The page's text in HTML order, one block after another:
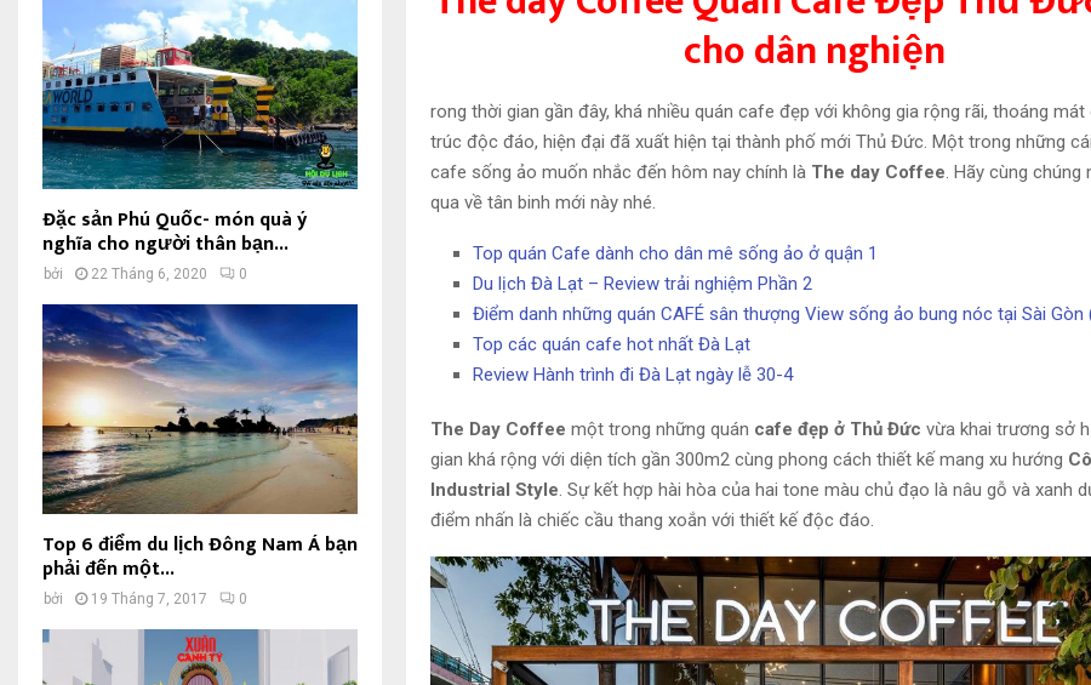
cho dân nghiện
rong thời gian gần đây, khá nhiều quán cafe đẹp với không gia rộng rãi, thoáng mát
trúc độc đáo, hiện đại đã xuất hiện tại thành phố mới Thủ Đức. Một trong những
cafe sống ảo muốn nhắc đến hôm nay chính là The day Coffee. Hãy cùng chúng
qua về tân binh mới này nhé.
Top quán Cafe dành cho dân mê sống ảo ở quận 1
Du lịch Đà Lạt – Review trải nghiệm Phần 2
Điểm danh những quán CAFÉ sân thượng View sống ảo bung nóc tại Sài Gòn
Top các quán cafe hot nhất Đà Lạt
Review Hành trình đi Đà Lạt ngày lễ 30-4
The Day Coffee một trong những quán cafe đẹp ở Thủ Đức vừa khai trương sở
gian khá rộng với diện tích gần 300m2 cùng phong cách thiết kế mang xu hướng
Industrial Style. Sự kết hợp hài hòa của hai tone màu chủ đạo là nâu gỗ và xanh
điểm nhấn là chiếc cầu thang xoắn với thiết kế độc đáo.
Đặc sản Phú Quốc- món quà ý
nghĩa cho người thân bạn...
bởi 22 Tháng 6, 2020 0
Top 6 điểm du lịch Đông Nam Á bạn
phải đến một...
bởi 19 Tháng 7, 2017 0